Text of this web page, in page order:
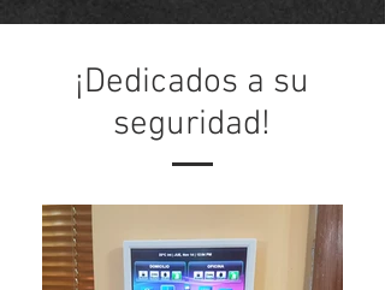
¡Dedicados a su
seguridad!